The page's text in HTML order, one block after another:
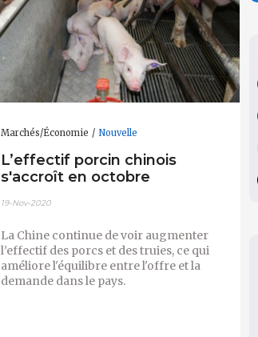
Marchés/Économie Nouvelle
L’effectif porcin chinois
s'accroît en octobre
19-Nov-2020
La Chine continue de voir augmenter
l’effectif des porcs et des truies, ce qui
améliore l'équilibre entre l'offre et la
demande dans le pays.